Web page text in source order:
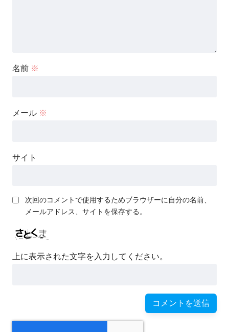
名前 ※
メール ※
サイト
次回のコメントで使用するためブラウザーに自分の名前、
メールアドレス、サイトを保存する。
上に表示された文字を入力してください。